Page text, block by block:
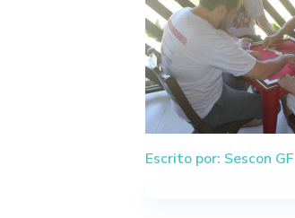
Escrito por: Sescon GF